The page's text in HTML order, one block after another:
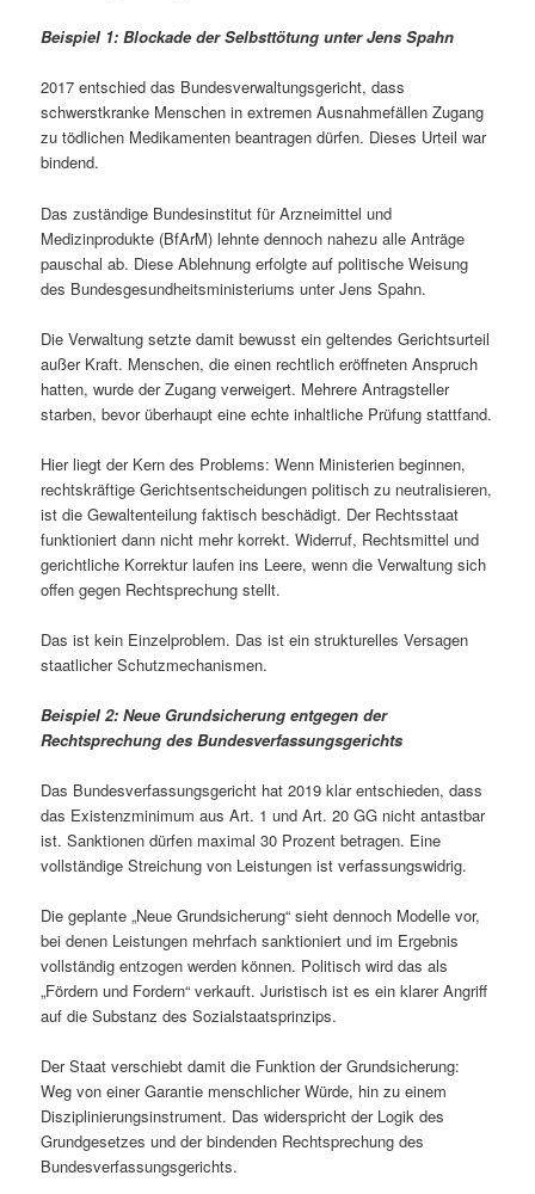
Beispiel 1: Blockade der Selbsttötung unter Jens Spahn
2017 entschied das Bundesverwaltungsgericht, dass
schwerstkranke Menschen in extremen Ausnahmefällen Zugang
zu tödlichen Medikamenten beantragen dürfen. Dieses Urteil war
bindend.
Das zuständige Bundesinstitut für Arzneimittel und
Medizinprodukte (BfArM) lehnte dennoch nahezu alle Anträge
pauschal ab. Diese Ablehnung erfolgte auf politische Weisung
des Bundesgesundheitsministeriums unter Jens Spahn.
Die Verwaltung setzte damit bewusst ein geltendes Gerichtsurteil
außer Kraft. Menschen, die einen rechtlich eröffneten Anspruch
hatten, wurde der Zugang verweigert. Mehrere Antragsteller
starben, bevor überhaupt eine echte inhaltliche Prüfung stattfand.
Hier liegt der Kern des Problems: Wenn Ministerien beginnen,
rechtskräftige Gerichtsentscheidungen politisch zu neutralisieren,
ist die Gewaltenteilung faktisch beschädigt. Der Rechtsstaat
funktioniert dann nicht mehr korrekt. Widerruf, Rechtsmittel und
gerichtliche Korrektur laufen ins Leere, wenn die Verwaltung sich
offen gegen Rechtsprechung stellt.
Das ist kein Einzelproblem. Das ist ein strukturelles Versagen
staatlicher Schutzmechanismen.
Beispiel 2: Neue Grundsicherung entgegen der
Rechtsprechung des Bundesverfassungsgerichts
Das Bundesverfassungsgericht hat 2019 klar entschieden, dass
das Existenzminimum aus Art. 1 und Art. 20 GG nicht antastbar
ist. Sanktionen dürfen maximal 30 Prozent betragen. Eine
vollständige Streichung von Leistungen ist verfassungswidrig.
Die geplante „Neue Grundsicherung“ sieht dennoch Modelle vor,
bei denen Leistungen mehrfach sanktioniert und im Ergebnis
vollständig entzogen werden können. Politisch wird das als
„Fördern und Fordern“ verkauft. Juristisch ist es ein klarer Angriff
auf die Substanz des Sozialstaatsprinzips.
Der Staat verschiebt damit die Funktion der Grundsicherung:
Weg von einer Garantie menschlicher Würde, hin zu einem
Disziplinierungsinstrument. Das widerspricht der Logik des
Grundgesetzes und der bindenden Rechtsprechung des
Bundesverfassungsgerichts.